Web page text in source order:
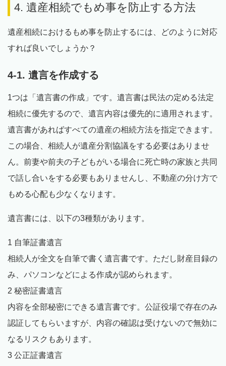
4. 遺産相続でもめ事を防止する方法
遺産相続におけるもめ事を防止するには、どのように対応
すれば良いでしょうか？
4-1. 遺言を作成する
1つは「遺言書の作成」です。遺言書は民法の定める法定
相続に優先するので、遺言内容は優先的に適用されます。
遺言書があればすべての遺産の相続方法を指定できます。
この場合、相続人が遺産分割協議をする必要はありませ
ん。前妻や前夫の子どもがいる場合に死亡時の家族と共同
で話し合いをする必要もありませんし、不動産の分け方で
もめる心配も少なくなります。
遺言書には、以下の3種類があります。
1 自筆証書遺言
相続人が全文を自筆で書く遺言書です。ただし財産目録の
み、パソコンなどによる作成が認められます。
2 秘密証書遺言
内容を全部秘密にできる遺言書です。公証役場で存在のみ
認証してもらいますが、内容の確認は受けないので無効に
なるリスクもあります。
3 公正証書遺言